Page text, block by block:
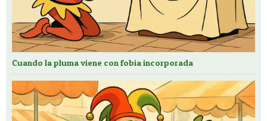
Cuando la pluma viene con fobia incorporada